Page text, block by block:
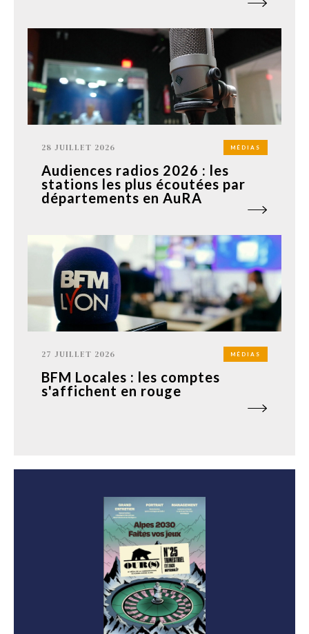
28 JUILLET 2026 MÉDIAS
Audiences radios 2026 : les
stations les plus écoutées par
départements en AuRA
27 JUILLET 2026 MÉDIAS
BFM Locales : les comptes
s'affichent en rouge